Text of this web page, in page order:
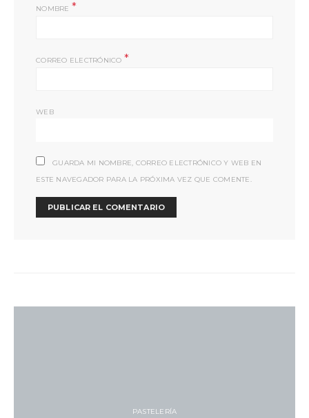
NOMBRE *
CORREO ELECTRÓNICO *
WEB
GUARDA MI NOMBRE, CORREO ELECTRÓNICO Y WEB EN
ESTE NAVEGADOR PARA LA PRÓXIMA VEZ QUE COMENTE.
PASTELERÍA